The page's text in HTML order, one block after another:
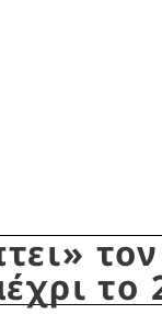
το